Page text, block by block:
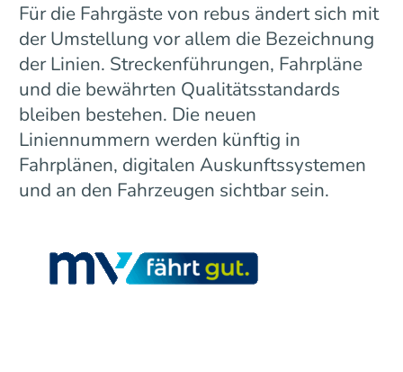
Für die Fahrgäste von rebus ändert sich mit
der Umstellung vor allem die Bezeichnung
der Linien. Streckenführungen, Fahrpläne
und die bewährten Qualitätsstandards
bleiben bestehen. Die neuen
Liniennummern werden künftig in
Fahrplänen, digitalen Auskunftssystemen
und an den Fahrzeugen sichtbar sein.